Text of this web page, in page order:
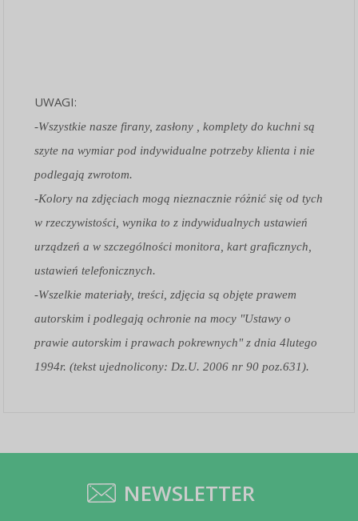
UWAGI:
-Wszystkie nasze firany, zasłony , komplety do kuchni są
szyte na wymiar pod indywidualne potrzeby klienta i nie
podlegają zwrotom.
-Kolory na zdjęciach mogą nieznacznie różnić się od tych
w rzeczywistości, wynika to z indywidualnych ustawień
urządzeń a w szczególności monitora, kart graficznych,
ustawień telefonicznych.
-Wszelkie materiały, treści, zdjęcia są objęte prawem
autorskim i podlegają ochronie na mocy "Ustawy o
prawie autorskim i prawach pokrewnych" z dnia 4lutego
1994r. (tekst ujednolicony: Dz.U. 2006 nr 90 poz.631).
NEWSLETTER